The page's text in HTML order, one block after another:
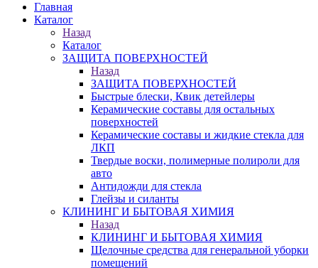
Главная
Каталог
Назад
Каталог
ЗАЩИТА ПОВЕРХНОСТЕЙ
Назад
ЗАЩИТА ПОВЕРХНОСТЕЙ
Быстрые блески, Квик детейлеры
Керамические составы для остальных
поверхностей
Керамические составы и жидкие стекла для
ЛКП
Твердые воски, полимерные полироли для
авто
Антидожди для стекла
Глейзы и силанты
КЛИНИНГ И БЫТОВАЯ ХИМИЯ
Назад
КЛИНИНГ И БЫТОВАЯ ХИМИЯ
Щелочные средства для генеральной уборки
помещений